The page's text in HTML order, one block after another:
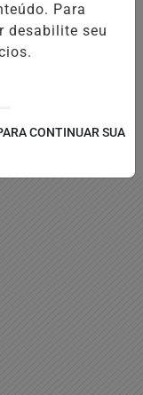
Para
desabilite seu
CONTINUAR SUA